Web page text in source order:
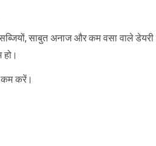
साबुत अनाज और कम वसा वाले डेयरी
कम करें।